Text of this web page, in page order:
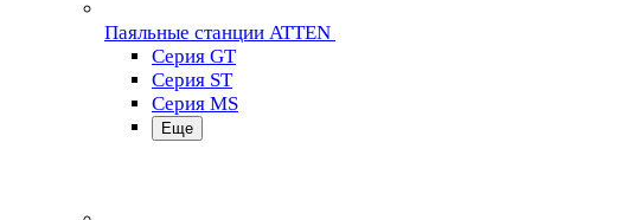
Паяльные станции ATTEN
Серия GT
Серия ST
Серия MS
Еще